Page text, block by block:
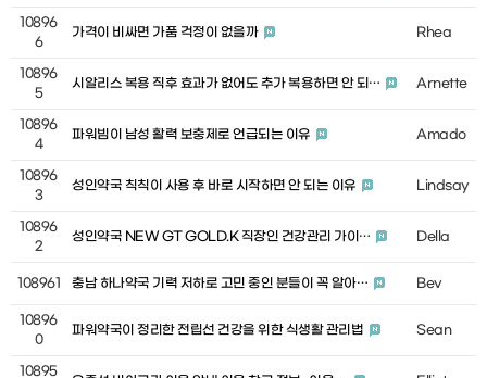
10896
6
가격이 비싸면 가품 걱정이 없을까 Rhea
10896
5
시알리스 복용 직후 효과가 없어도 추가 복용하면 안 되… Arnette
10896
4
파워빔이 남성 활력 보충제로 언급되는 이유 Amado
10896
3
성인약국 칙칙이 사용 후 바로 시작하면 안 되는 이유 Lindsay
10896
2
성인약국 NEW GT GOLD.K 직장인 건강관리 가이… Della
108961 충남 하나약국 기력 저하로 고민 중인 분들이 꼭 알아… Bev
10896
0
파워약국이 정리한 전립선 건강을 위한 식생활 관리법 Sean
10895